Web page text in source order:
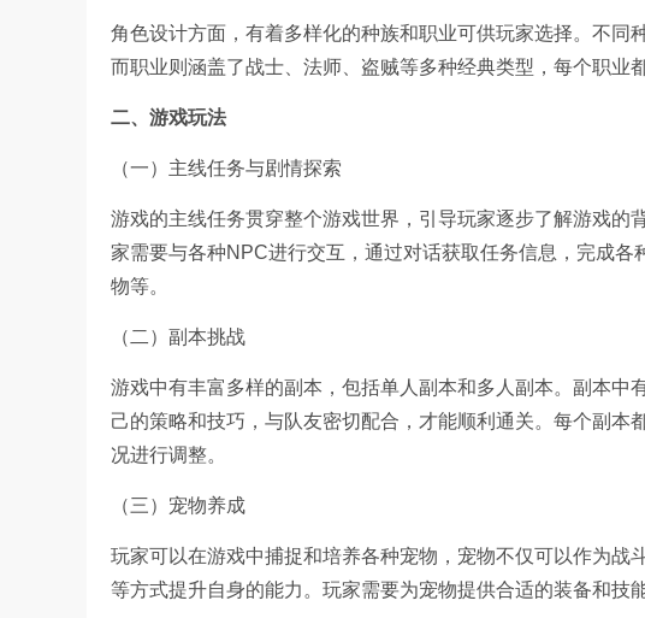
角色设计方面，有着多样化的种族和职业可供玩家选择。不同
而职业则涵盖了战士、法师、盗贼等多种经典类型，每个职业
二、游戏玩法
（一）主线任务与剧情探索
游戏的主线任务贯穿整个游戏世界，引导玩家逐步了解游戏的
家需要与各种NPC进行交互，通过对话获取任务信息，完成
物等。
（二）副本挑战
游戏中有丰富多样的副本，包括单人副本和多人副本。副本中
己的策略和技巧，与队友密切配合，才能顺利通关。每个副本
况进行调整。
（三）宠物养成
玩家可以在游戏中捕捉和培养各种宠物，宠物不仅可以作为战
等方式提升自身的能力。玩家需要为宠物提供合适的装备和技